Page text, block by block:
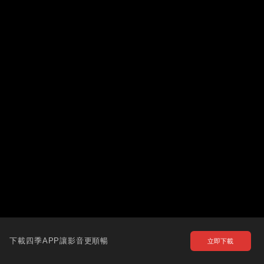
下載四季APP讓影音更順暢 立即下載